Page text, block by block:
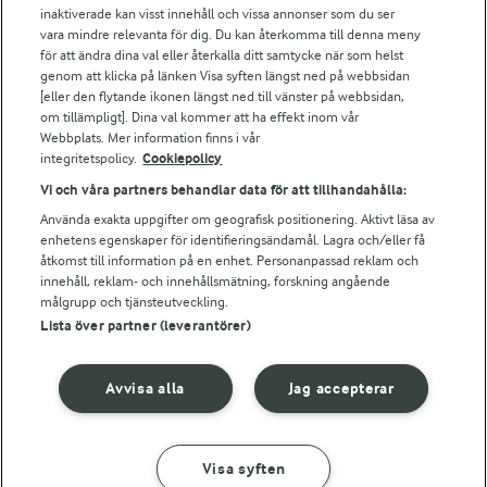
Arla webbshop
Bildbank
Följ oss
© 2026 Arla Foods
Integritetspolicy
inaktiverade kan visst innehåll och vissa annonser som du ser
vara mindre relevanta för dig. Du kan återkomma till denna meny
för att ändra dina val eller återkalla ditt samtycke när som helst
genom att klicka på länken Visa syften längst ned på webbsidan
[eller den flytande ikonen längst ned till vänster på webbsidan,
om tillämpligt]. Dina val kommer att ha effekt inom vår
Webbplats. Mer information finns i vår
integritetspolicy. Cookiepolicy
Vi och våra partners behandlar data för att tillhandahålla:
Använda exakta uppgifter om geografisk positionering. Aktivt läsa av
enhetens egenskaper för identifieringsändamål. Lagra och/eller få
åtkomst till information på en enhet. Personanpassad reklam och
innehåll, reklam- och innehållsmätning, forskning angående
målgrupp och tjänsteutveckling.
Lista över partner (leverantörer)
Jag accepterar
Avvisa alla
Visa syften